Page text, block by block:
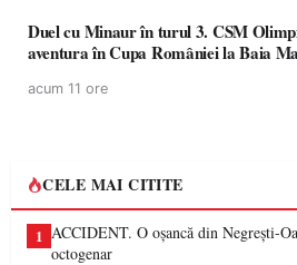
Duel cu Minaur în turul 3. CSM
aventura în Cupa României la Baia
acum 11 ore
CELE MAI CITITE
1 ACCIDENT. O oșancă din Negrești-
octogenar